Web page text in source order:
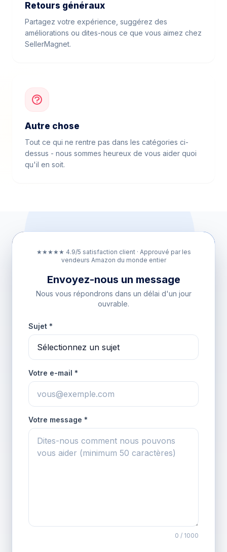
Retours généraux
Partagez votre expérience, suggérez des
améliorations ou dites-nous ce que vous aimez chez
SellerMagnet.
Autre chose
Tout ce qui ne rentre pas dans les catégories ci-
dessus - nous sommes heureux de vous aider quoi
qu'il en soit.
★★★★★ 4.9/5 satisfaction client · Approuvé par les
vendeurs Amazon du monde entier
Envoyez-nous un message
Nous vous répondrons dans un délai d'un jour
ouvrable.
Sujet *
Votre e-mail *
Votre message *
0 / 1000